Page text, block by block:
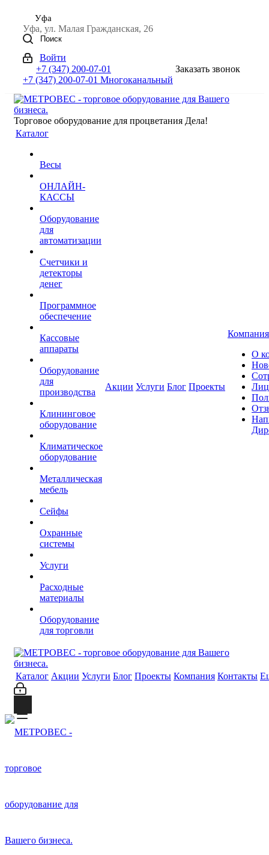
Уфа
Уфа, ул. Малая Гражданская, 26
Поиск
Войти
+7 (347) 200-07-01
+7 (347) 200-07-01 Многоканальный
Заказать звонок
Торговое оборудование для процветания Дела!
Каталог
Весы
ОНЛАЙН-
КАССЫ
Оборудование
для
автоматизации
Счетчики и
детекторы
денег
Программное
обеспечение
Кассовые
аппараты
Оборудование
для
производства
Клининговое
оборудование
Климатическое
оборудование
Металлическая
мебель
Сейфы
Охранные
системы
Услуги
Расходные
материалы
Оборудование
для торговли
Акции Услуги Блог Проекты
Компания
О
Каталог Акции Услуги Блог Проекты Компания Контакты